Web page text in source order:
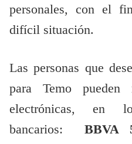
personales, con el
difícil situación.
Las personas que
para Temo pueden
electrónicas, en
bancarios:
BBVA